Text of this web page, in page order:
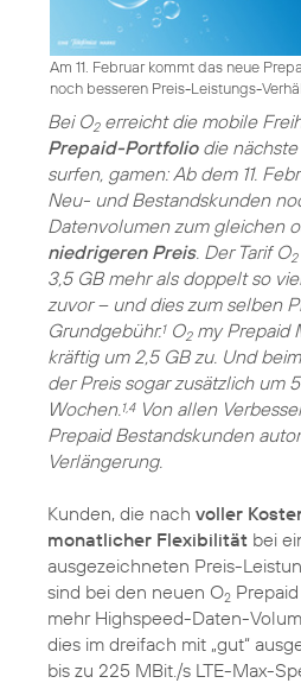
Am 11. Februar kommt das neue
noch besseren Preis-Leistungs-
Bei O2erreicht die mobile
Prepaid-Portfoliodie nächste
surfen, gamen: Ab dem 11.
Neu- und Bestandskunden
Datenvolumen zum gleichen
niedrigeren Preis. Der Tarif O2
3,5 GB mehr als doppelt so
zuvor – und dies zum selben
Grundgebühr.1O2my Prepaid
kräftig um 2,5 GB zu. Und
der Preis sogar zusätzlich um
Wochen. 1,4Von allen
Prepaid Bestandskunden
Verlängerung.
Kunden, die nach voller
monatlicher Flexibilität bei
ausgezeichneten Preis-
sind bei den neuen O2
mehr Highspeed-Daten-
dies im dreifach mit „gut“
bis zu 225 MBit./s LTE-Max-